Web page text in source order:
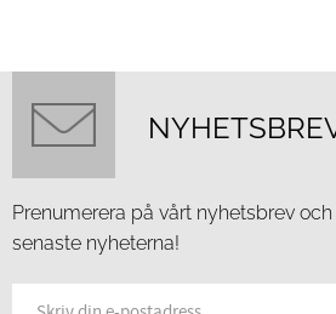
Prenumerera på vårt nyhetsbrev
senaste nyheterna!